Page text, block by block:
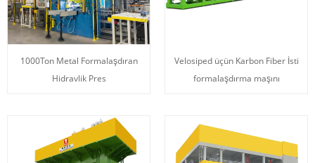
1000Ton Metal Formalaşdıran
Hidravlik Pres
Velosiped üçün Karbon Fiber İsti
formalaşdırma maşını